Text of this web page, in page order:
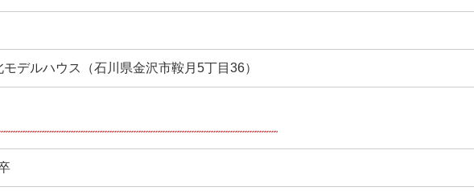
デルハウス（石川県金沢市鞍月5丁目36）